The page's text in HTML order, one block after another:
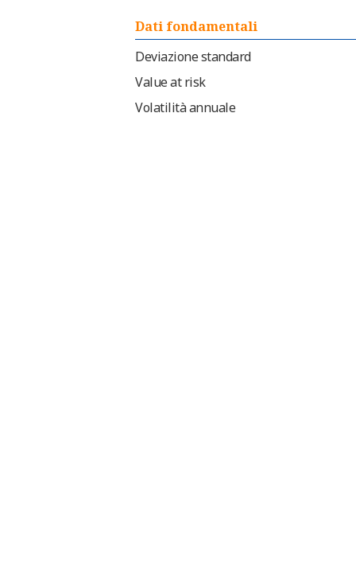
Dati fondamentali
Deviazione standard
Value at risk
Volatilità annuale